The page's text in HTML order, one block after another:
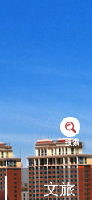
搜索
文旅